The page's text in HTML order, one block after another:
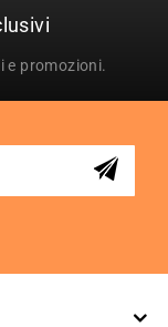
e promozioni.